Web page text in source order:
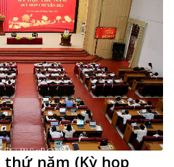
thứ năm (Kỳ họp